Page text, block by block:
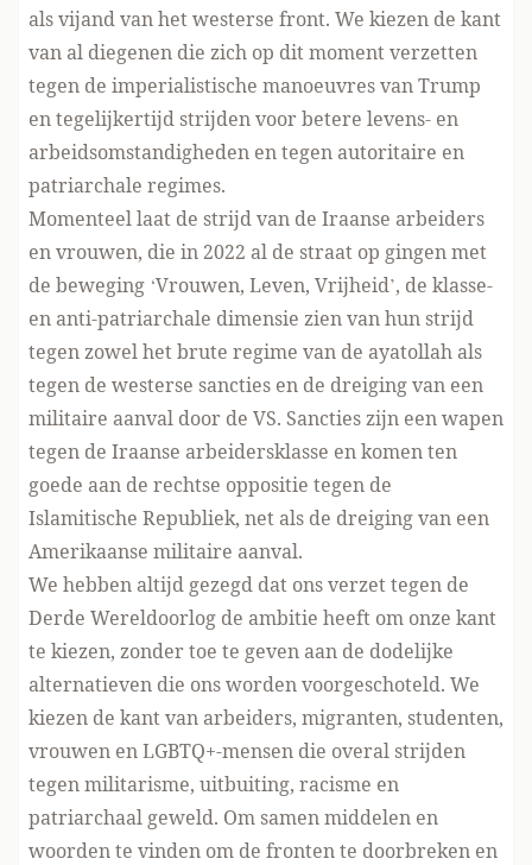
als vijand van het westerse front. We kiezen de kant
van al diegenen die zich op dit moment verzetten
tegen de imperialistische manoeuvres van Trump
en tegelijkertijd strijden voor betere levens- en
arbeidsomstandigheden en tegen autoritaire en
patriarchale regimes.
Momenteel laat de strijd van de Iraanse arbeiders
en vrouwen, die in 2022 al de straat op gingen met
de beweging ‘Vrouwen, Leven, Vrijheid’, de klasse-
en anti-patriarchale dimensie zien van hun strijd
tegen zowel het brute regime van de ayatollah als
tegen de westerse sancties en de dreiging van een
militaire aanval door de VS. Sancties zijn een wapen
tegen de Iraanse arbeidersklasse en komen ten
goede aan de rechtse oppositie tegen de
Islamitische Republiek, net als de dreiging van een
Amerikaanse militaire aanval.
We hebben altijd gezegd dat ons verzet tegen de
Derde Wereldoorlog de ambitie heeft om onze kant
te kiezen, zonder toe te geven aan de dodelijke
alternatieven die ons worden voorgeschoteld. We
kiezen de kant van arbeiders, migranten, studenten,
vrouwen en LGBTQ+-mensen die overal strijden
tegen militarisme, uitbuiting, racisme en
patriarchaal geweld. Om samen middelen en
woorden te vinden om de fronten te doorbreken en